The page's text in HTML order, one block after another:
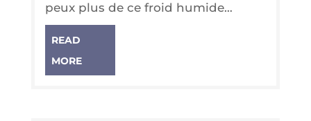
peux plus de ce froid humide…
READ
MORE